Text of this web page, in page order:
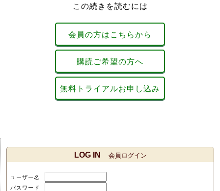
この続きを読むには
会員の方はこちらから
購読ご希望の方へ
無料トライアルお申し込み
LOG IN 会員ログイン
ユーザー名
パスワード